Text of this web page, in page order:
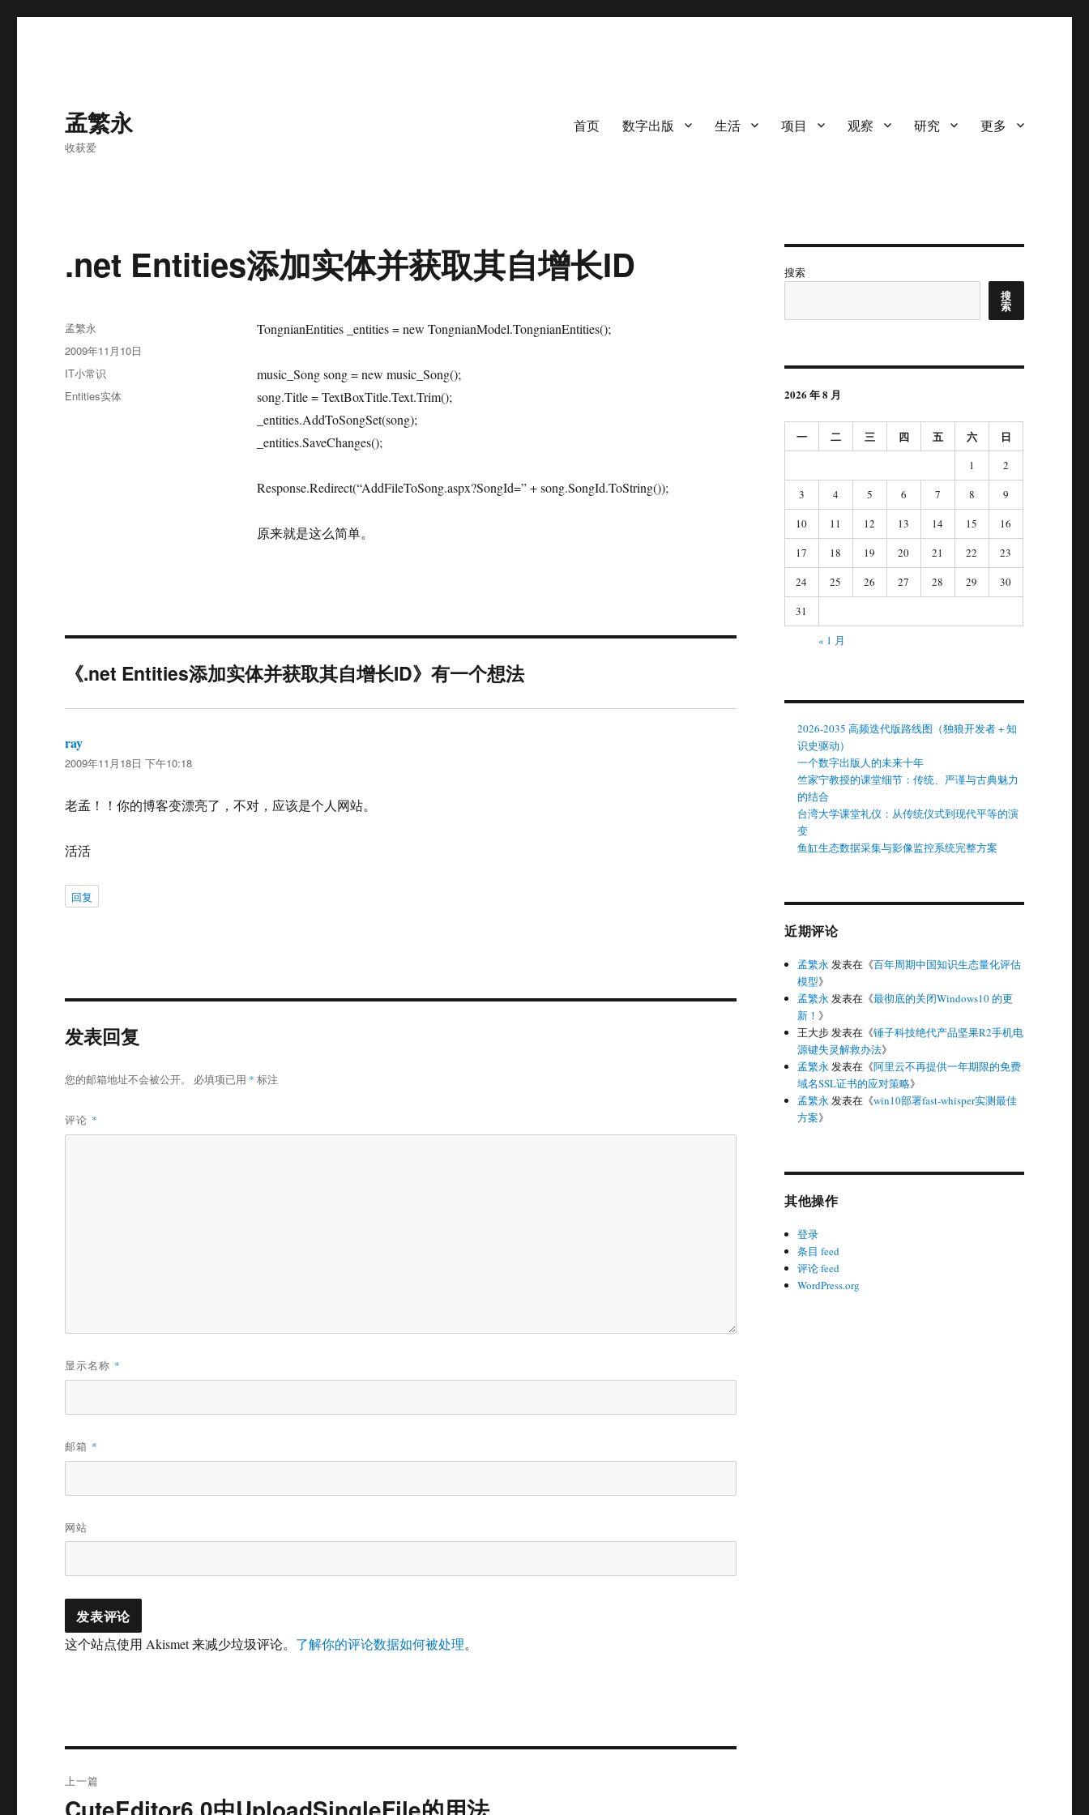
孟繁永
收获爱
首页 数字出版 生活 项目 观察 研究 更多
.net Entities添加实体并获取其自增长ID
TongnianEntities _entities = new TongnianModel.TongnianEntities();
music_Song song = new music_Song();
song.Title = TextBoxTitle.Text.Trim();
_entities.AddToSongSet(song);
_entities.SaveChanges();
Response.Redirect(“AddFileToSong.aspx?SongId=” + song.SongId.ToString());
原来就是这么简单。
作
者
孟繁永
发
布
2009年11月10日
分
类
IT小常识
标
Entities实体
《.net Entities添加实体并获取其自增长ID》有一个想法
ray
道：
2009年11月18日 下午10:18
老孟！！你的博客变漂亮了，不对，应该是个人网站。
活活
回复
发表回复
您的邮箱地址不会被公开。 必填项已用 * 标注
评论 *
显示名称 *
邮箱 *
网站
这个站点使用 Akismet 来减少垃圾评论。 了解你的评论数据如何被处理。
章
上一篇
上
搜索
搜
索
2026 年 8 月
一 二 三 四 五 六 日
1
2
3
4 5 6 7 8
9
10
11 12 13 14 15
16
17
18 19 20 21 22
23
24
25 26 27 28 29
30
31
« 1 月
2026-2035 高频迭代版路线图（独狼开发者 + 知
识史驱动）
一个数字出版人的未来十年
竺家宁教授的课堂细节：传统、严谨与古典魅力
的结合
台湾大学课堂礼仪：从传统仪式到现代平等的演
变
鱼缸生态数据采集与影像监控系统完整方案
近期评论
孟繁永 发表在《百年周期中国知识生态量化评估
模型》
孟繁永 发表在《最彻底的关闭Windows10 的更
新！ 》
王大步发表在《锤子科技绝代产品坚果R2手机电
源键失灵解救办法》
孟繁永 发表在《阿里云不再提供一年期限的免费
域名SSL证书的应对策略》
孟繁永 发表在《win10部署fast-whisper实测最佳
方案》
其他操作
登录
条目 feed
评论 feed
WordPress.org